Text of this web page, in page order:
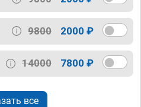
9800 2000 ₽
14000 7800 ₽
все